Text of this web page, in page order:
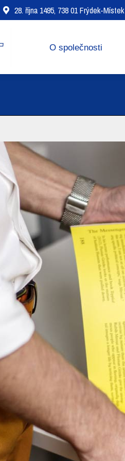
28. října 1495, 738 01 Frýdek-Místek
O společnosti
Oblasti působení